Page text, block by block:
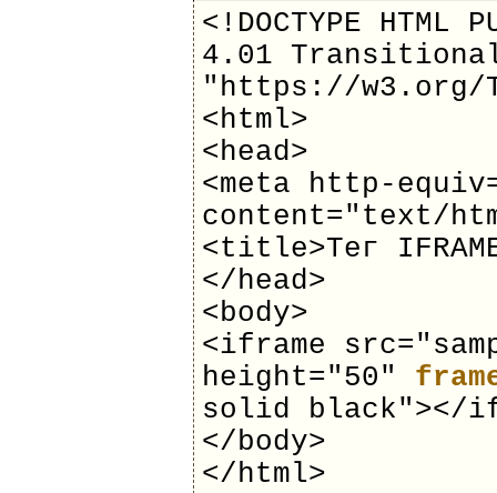
<!DOCTYPE HTML
4.01
"https://w3.org/
<html>
<head>
<meta http-
content="text/
<title>Тег
</head>
<body>
<iframe
height="50"
solid black"></
</body>
</html>